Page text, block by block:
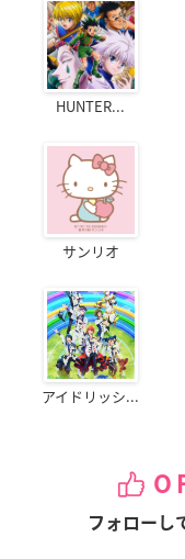
HUNTER...
サンリオ
アイドリッシ...
フォローし